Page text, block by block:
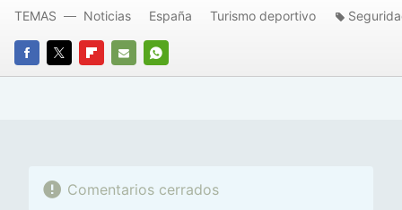
FACEBOOK
TWITTERFLIPBOARD
E-
WHATSAPP
TEMAS Noticias España Turismo deportivo
Comentarios cerrados